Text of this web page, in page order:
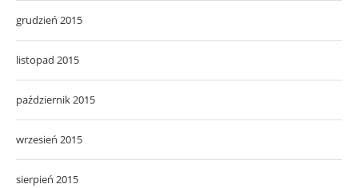
grudzień 2015
listopad 2015
październik 2015
wrzesień 2015
sierpień 2015